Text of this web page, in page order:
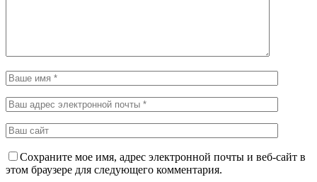
Сохраните мое имя, адрес электронной почты и веб-сайт в
этом браузере для следующего комментария.